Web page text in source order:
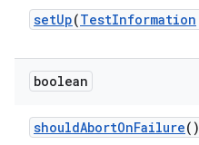
setUp(TestInformation
boolean
shouldAbortOnFailure()